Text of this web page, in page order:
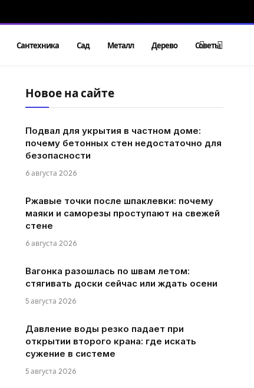
Сантехника Сад Металл Дерево Советы
Новое на сайте
Подвал для укрытия в частном доме:
почему бетонных стен недостаточно для
безопасности
6 августа 2026
Ржавые точки после шпаклевки: почему
маяки и саморезы проступают на свежей
стене
6 августа 2026
Вагонка разошлась по швам летом:
стягивать доски сейчас или ждать осени
5 августа 2026
Давление воды резко падает при
открытии второго крана: где искать
сужение в системе
5 августа 2026